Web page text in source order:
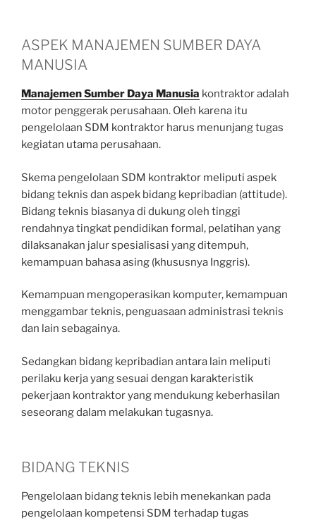
ASPEK MANAJEMEN SUMBER DAYA
MANUSIA
Manajemen Sumber Daya Manusia kontraktor adalah
motor penggerak perusahaan. Oleh karena itu
pengelolaan SDM kontraktor harus menunjang tugas
kegiatan utama perusahaan.
Skema pengelolaan SDM kontraktor meliputi aspek
bidang teknis dan aspek bidang kepribadian (attitude).
Bidang teknis biasanya di dukung oleh tinggi
rendahnya tingkat pendidikan formal, pelatihan yang
dilaksanakan jalur spesialisasi yang ditempuh,
kemampuan bahasa asing (khususnya Inggris).
Kemampuan mengoperasikan komputer, kemampuan
menggambar teknis, penguasaan administrasi teknis
dan lain sebagainya.
Sedangkan bidang kepribadian antara lain meliputi
perilaku kerja yang sesuai dengan karakteristik
pekerjaan kontraktor yang mendukung keberhasilan
seseorang dalam melakukan tugasnya.
BIDANG TEKNIS
Pengelolaan bidang teknis lebih menekankan pada
pengelolaan kompetensi SDM terhadap tugas